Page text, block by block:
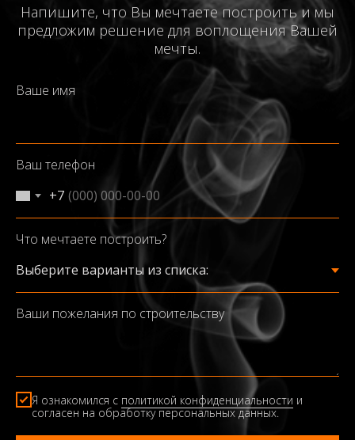
Напишите, что Вы мечтаете построить и мы
предложим решение для воплощения Вашей
мечты.
Ваше имя
Ваш телефон
+7
Что мечтаете построить?
Ваши пожелания по строительству
Я ознакомился c политикой конфиденциальности и
согласен на обработку персональных данных.